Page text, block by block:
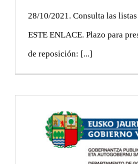
28/10/2021. Consulta las listas
ESTE ENLACE. Plazo para
de reposición: [...]